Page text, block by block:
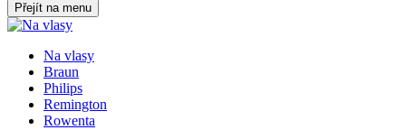
Přejít na menu
Na vlasy
Braun
Philips
Remington
Rowenta